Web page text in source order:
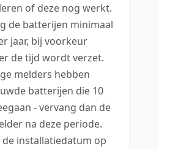
of deze nog werkt.
de batterijen minimaal
jaar, bij voorkeur
de tijd wordt verzet.
melders hebben
batterijen die 10
- vervang dan de
na deze periode.
installatiedatum op